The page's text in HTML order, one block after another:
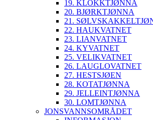
19. KLOKKTJØNNA
20. BJØRKTJØNNA
21.
22. HAUKVATNET
23. LIANVATNET
24. KYVATNET
25. VELIKVATNET
26. LAUGLOVATNET
27. HESTSJØEN
28. KOTATJØNNA
29. JELLEINTJØNNA
30. LOMTJØNNA
JONSVANNSOMRÅDET